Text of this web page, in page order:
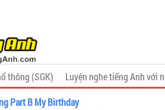
thông (SGK) Luyện nghe tiếng Anh với
Part B My Birthday